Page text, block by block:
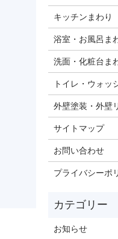
キッチンまわり
浴室・お風呂ま
洗面・化粧台ま
トイレ・ウォッ
外壁塗装・外壁
サイトマップ
お問い合わせ
プライバシーポ
お知らせ